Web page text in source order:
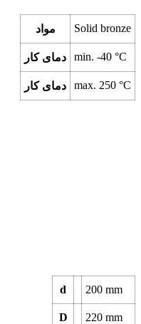
مواد Solid bronze
دمای کار min. -40 °C
دمای کار max. 250 °C
d 200 mm
D 220 mm